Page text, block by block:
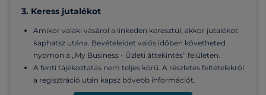
3. Keress jutalékot
Amikor valaki vásárol a linkeden keresztül, akkor jutalékot
kaphatsz utána. Bevételeidet valós időben követheted
nyomon a „My Business - Üzleti áttekintés” felületen.
A fenti tájékoztatás nem teljes körű. A részletes feltételekről
a regisztráció után kapsz bővebb információt.